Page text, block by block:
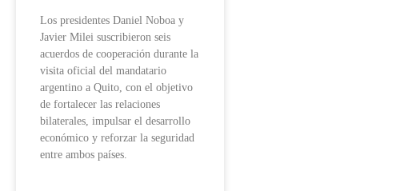
Los presidentes Daniel Noboa y
Javier Milei suscribieron seis
acuerdos de cooperación durante la
visita oficial del mandatario
argentino a Quito, con el objetivo
de fortalecer las relaciones
bilaterales, impulsar el desarrollo
económico y reforzar la seguridad
entre ambos países.